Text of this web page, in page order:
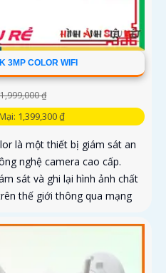
3MP COLOR WIFI
₫
1,399,300 ₫
là một thiết bị giám sát an
nghệ camera cao cấp.
sát và ghi lại hình ảnh chất
thế giới thông qua mạng